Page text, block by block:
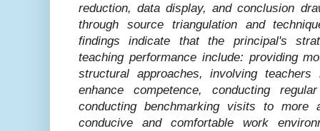
reduction, data display, and conclusion
through source triangulation and
findings indicate that the principal's
teaching performance include: providing
structural approaches, involving
enhance competence, conducting
conducting benchmarking visits to more
conducive and comfortable work